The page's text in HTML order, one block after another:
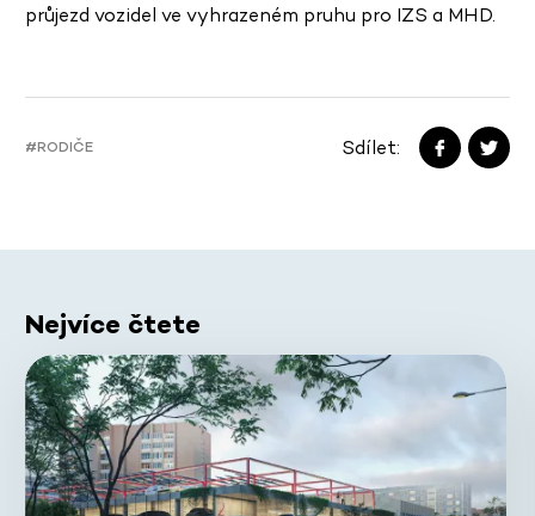
průjezd vozidel ve vyhrazeném pruhu pro IZS a MHD.
#RODIČE Sdílet:
Nejvíce čtete